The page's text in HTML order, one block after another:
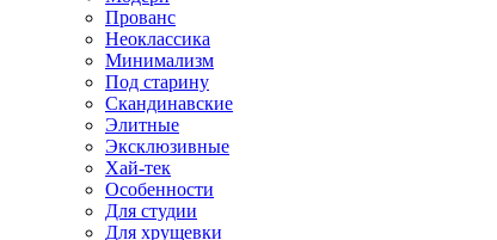
Прованс
Неоклассика
Минимализм
Под старину
Скандинавские
Элитные
Эксклюзивные
Хай-тек
Особенности
Для студии
Для хрущевки